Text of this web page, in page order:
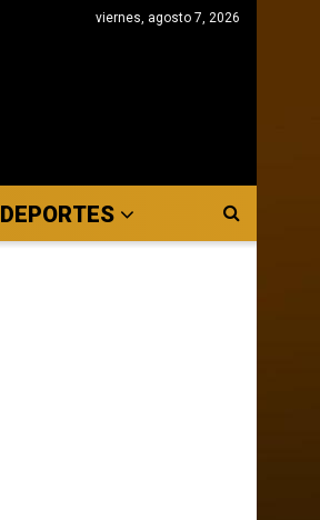
viernes, agosto 7, 2026
DEPORTES